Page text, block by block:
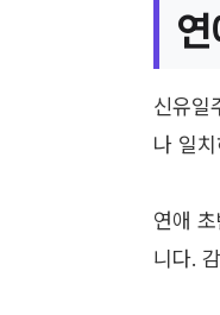
신유일
나 일
연애
니다.